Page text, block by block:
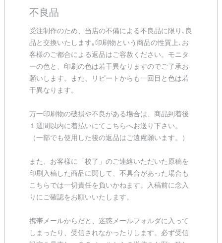
不良品
受注制作のため、当店の不備による不良品に限り､良
品と交換いたします｡印刷物という商品の性質上､お
客様のご都合による返品はご容赦ください。モニタ
ーの色と、印刷の色は若干異なりますのでご了承お
願いします。また、リピートからも一回目と色は若
干異なります。
万一印刷物の破損や不良がある場合は、商品到着後
１週間以内に着払いにてこちらへお送り下さい。
（一部でも使用した後の返品はご遠慮願います。）
また、お客様に「校了」のご連絡いただいた原稿を
印刷入稿した商品に関して、不具合があった場合も
こちらでは一切責任を負いかねます。入稿前に念入
りにご確認をお願いいたします。
携帯メールからだと、迷惑メールフォルダに入って
しまったり、受信されなかったりします。必ず受信